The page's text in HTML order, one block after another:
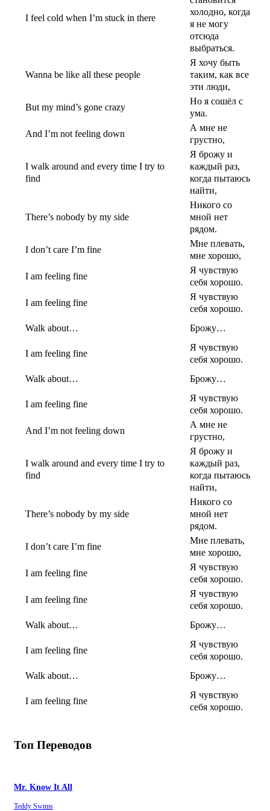
I feel cold when I’m stuck in there
холодно, когда
я не могу
отсюда
выбраться.
Wanna be like all these people
Я хочу быть
таким, как все
эти люди,
But my mind’s gone crazy
Но я сошёл с
ума.
And I’m not feeling down
А мне не
грустно,
I walk around and every time I try to
find
Я брожу и
каждый раз,
когда пытаюсь
найти,
There’s nobody by my side
Никого со
мной нет
рядом.
I don’t care I’m fine
Мне плевать,
мне хорошо,
I am feeling fine
Я чувствую
себя хорошо.
I am feeling fine
Я чувствую
себя хорошо.
Walk about…
Брожу…
I am feeling fine
Я чувствую
себя хорошо.
Walk about…
Брожу…
I am feeling fine
Я чувствую
себя хорошо.
And I’m not feeling down
А мне не
грустно,
I walk around and every time I try to
find
Я брожу и
каждый раз,
когда пытаюсь
найти,
There’s nobody by my side
Никого со
мной нет
рядом.
I don’t care I’m fine
Мне плевать,
мне хорошо,
I am feeling fine
Я чувствую
себя хорошо.
I am feeling fine
Я чувствую
себя хорошо.
Walk about…
Брожу…
I am feeling fine
Я чувствую
себя хорошо.
Walk about…
Брожу…
I am feeling fine
Я чувствую
себя хорошо.
Топ Переводов
Mr. Know It All
Teddy Swims